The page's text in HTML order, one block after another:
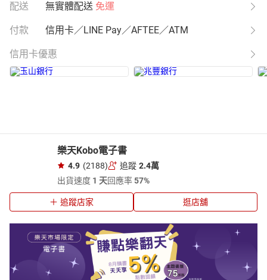
配送 無實體配送 免運
付款 信用卡／LINE Pay／AFTEE／ATM
信用卡優惠
樂天Kobo電子書
4.9 (2188) 追蹤 2.4萬
出貨速度 1 天回應率57%
追蹤店家 逛店舖